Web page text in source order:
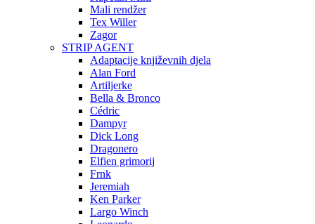
Mali rendžer
Tex Willer
Zagor
STRIP AGENT
Adaptacije književnih djela
Alan Ford
Artiljerke
Bella & Bronco
Cédric
Dampyr
Dick Long
Dragonero
Elfien grimorij
Frnk
Jeremiah
Ken Parker
Largo Winch